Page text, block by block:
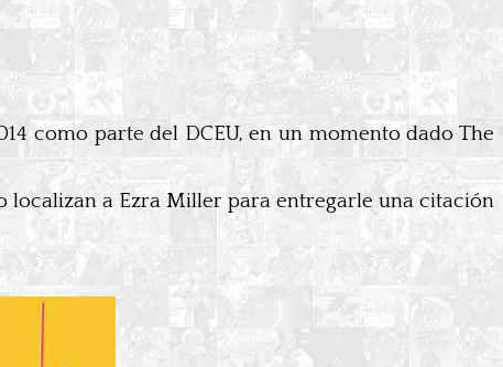
como parte del DCEU, en un momento dado The
localizan a Ezra Miller para entregarle una citación